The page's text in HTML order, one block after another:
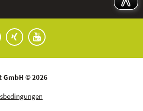
91
anderen Quellen
GmbH © 2026